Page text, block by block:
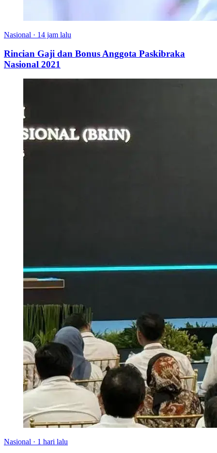
Nasional · 14 jam lalu
Rincian Gaji dan Bonus Anggota Paskibraka
Nasional 2021
Nasional · 1 hari lalu